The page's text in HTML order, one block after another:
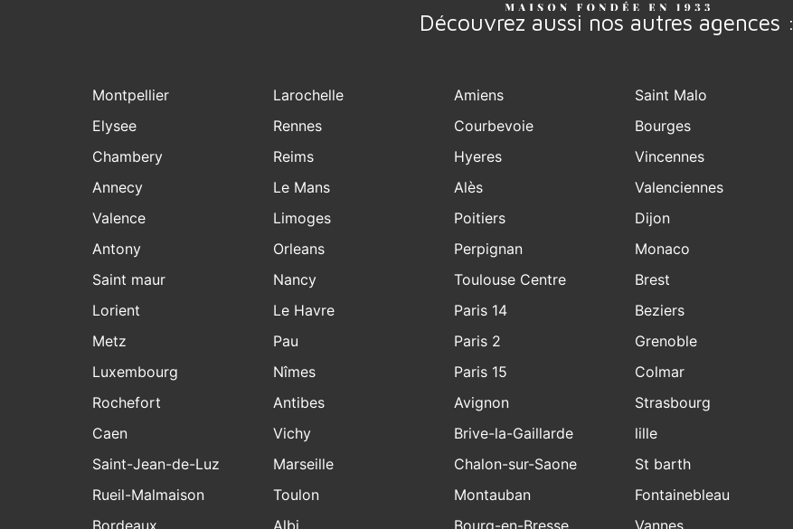
Découvrez aussi nos autres agences :
Montpellier
Elysee
Chambery
Annecy
Valence
Antony
Saint maur
Lorient
Metz
Luxembourg
Rochefort
Larochelle
Rennes
Reims
Le Mans
Limoges
Orleans
Nancy
Le Havre
Pau
Nîmes
Antibes
Amiens
Courbevoie
Hyeres
Alès
Poitiers
Perpignan
Toulouse Centre
Paris 14
Paris 2
Paris 15
Avignon
Saint Malo
Bourges
Vincennes
Valenciennes
Dijon
Monaco
Brest
Beziers
Grenoble
Colmar
Strasbourg
Caen
Saint-Jean-de-Luz
Rueil-Malmaison
Bordeaux
Vichy
Marseille
Toulon
Albi
Brive-la-Gaillarde
Chalon-sur-Saone
Montauban
Bourg-en-Bresse
lille
St barth
Fontainebleau
Vannes